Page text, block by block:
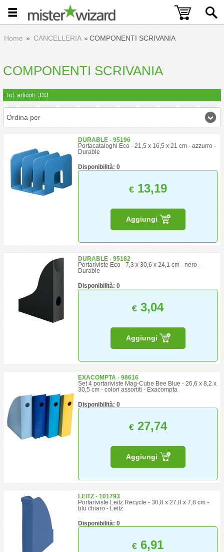
Home CANCELLERIA COMPONENTI SCRIVANIA
COMPONENTI SCRIVANIA
Tot. articoli: 333
Ordina per
DURABLE - 95196
Portacataloghi Eco - 21,5 x 16,5 x 21 cm - azzurro -
Durable
Disponibilità: 0
€13,19
Aggiungi
DURABLE - 95182
Portariviste Eco - 7,3 x 30,6 x 24,1 cm - nero -
Durable
Disponibilità: 0
€ 3,04
Aggiungi
EXACOMPTA - 98616
Set 4 portariviste Mag-Cube Bee Blue - 26,6 x 8,2 x
30,5 cm - colori assortiti - Exacompta
Disponibilità: 0
€27,74
Aggiungi
LEITZ - 101793
Portariviste Leitz Recycle - 30,8 x 27,8 x 7,8 cm -
blu chiaro - Leitz
Disponibilità: 0
€ 6,91